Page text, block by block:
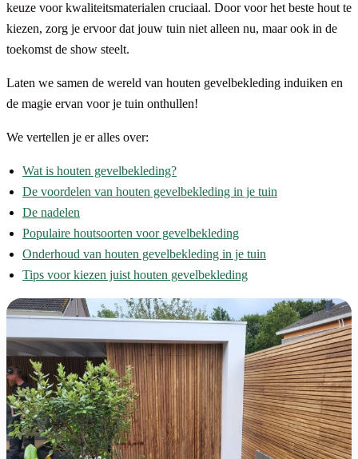
keuze voor kwaliteitsmaterialen cruciaal. Door voor het beste hout te
kiezen, zorg je ervoor dat jouw tuin niet alleen nu, maar ook in de
toekomst de show steelt.
Laten we samen de wereld van houten gevelbekleding induiken en
de magie ervan voor je tuin onthullen!
We vertellen je er alles over:
Wat is houten gevelbekleding?
De voordelen van houten gevelbekleding in je tuin
De nadelen
Populaire houtsoorten voor gevelbekleding
Onderhoud van houten gevelbekleding in je tuin
Tips voor kiezen juist houten gevelbekleding